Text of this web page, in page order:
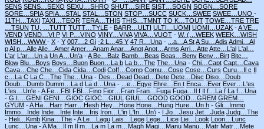
SENS SENS…SEXO SEXU…SHRO SHUT…SIRE SIST…SOGN SOGN…SORE
SORE…SPIA SPIA…STAL STAL…STON STOP…SUCC SUCK…SWEE SWEE…UNO -
11TH…TAXI TAXI…TEOR TERA…THIS THIS…TMNT TO K…TOUT TOWE…TRE TRE
…TSUN TU, …TUTT TUTT…TYLE - BARR…ULTI ULTI…UOMI UOMI…UZAK -A VE…
VEND VEND…VI P VI P…VINO VINY…VIVA VIVA…VUOT - W. (…WEEK WEEK…WISH
WISH…WWW- X - Y 007…2 Gi -2 L…45 Y 47 R…Una - ...a…A StA Su…Adis Admi…Al
pAl p…AlleAlle…AmerAmer…AnamAnar…AnotAnot…Arms Arri…AtteAtte…L'al L'al…
L'ar L'ar…Un a Un A…Un'a -A Be…Balz Bamb…Beas Beas…Benv Benv…Birt Bitc…
Blow Blu…Boys Boys…Buon Buon…La b La b…The The…Una - Chi…Capt Capt…Cava
Cava…Che Che…Cida Cida…Codi Coff…Comp Comu…Cose Cose…Curs Curu…Il c Il
c…La C La C…The The…Una - Des…Dead Dead…Dete Dete…Disc Diso…Doub
Doub…Dumb Dumm…La d La d…Una - ...e…Egye Ehre…En t Enca…Ever Ever…L'es
L'es…Un'e -A Fe…FBI FBI…Fino Fior…Fran Fran…Fuga Fuga…Il f Il f…La f La f…Una
- G.I.…GENI GENI…GIOC GIOC…GIUL GIUL…GOOD GOOD…GREM GREM…
GYUM -A Ha…Harr Harr…Hesh Hey…Hone Hone…Hung Hure…Un h - Gli…Immo
Immo…Inde Inde…Inte Inte…Iris Iron…L'in L'In…Un'i - I Jo…Jesu Jet…Juda Judg…The
- Heli…Kimb Kina…The -A Le…Lagu Lais…Lege Lege…Lice Lie…Look Loon…Lunc
Lunc…Una -A Ma…Il m Il m…La m La m…Magh Magi…Manu Manu…Matr Matr…Mete